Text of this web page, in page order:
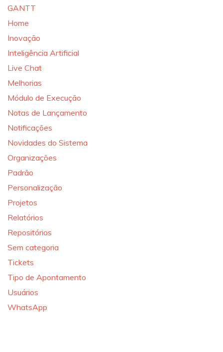
GANTT
Home
Inovação
Inteligência Artificial
Live Chat
Melhorias
Módulo de Execução
Notas de Lançamento
Notificações
Novidades do Sistema
Organizações
Padrão
Personalização
Projetos
Relatórios
Repositórios
Sem categoria
Tickets
Tipo de Apontamento
Usuários
WhatsApp